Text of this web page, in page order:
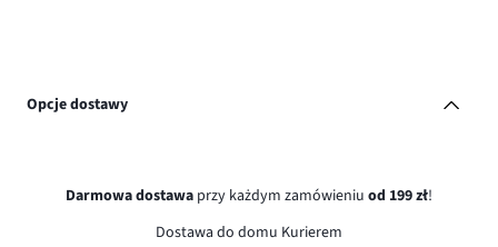
Opcje dostawy
Darmowa dostawa przy każdym zamówieniu od 199 zł!
Dostawa do domu Kurierem